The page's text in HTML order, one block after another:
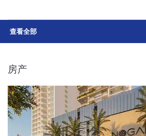
查看全部
房产